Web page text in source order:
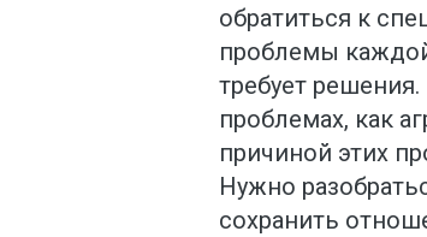
обратиться к
проблемы
требует
проблемах, как
причиной этих
Нужно
сохранить